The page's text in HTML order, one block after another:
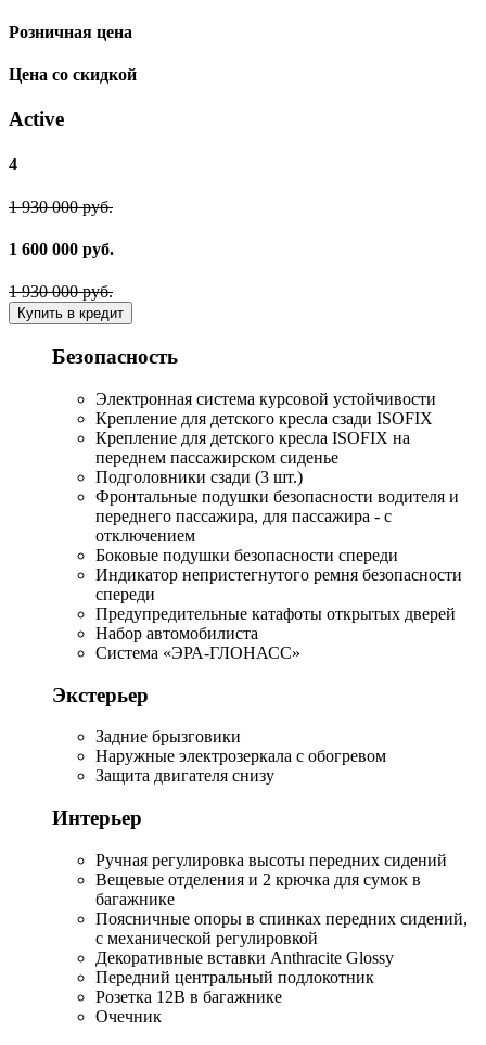
Розничная цена
Цена со скидкой
Active
4
1 930 000 руб.
1 600 000 руб.
1 930 000 руб.
Купить в кредит
Безопасность
Электронная система курсовой устойчивости
Крепление для детского кресла сзади ISOFIX
Крепление для детского кресла ISOFIX на
переднем пассажирском сиденье
Подголовники сзади (3 шт.)
Фронтальные подушки безопасности водителя и
переднего пассажира, для пассажира - с
отключением
Боковые подушки безопасности спереди
Индикатор непристегнутого ремня безопасности
спереди
Предупредительные катафоты открытых дверей
Набор автомобилиста
Система «ЭРА-ГЛОНАСС»
Экстерьер
Задние брызговики
Наружные электрозеркала с обогревом
Защита двигателя снизу
Интерьер
Ручная регулировка высоты передних сидений
Вещевые отделения и 2 крючка для сумок в
багажнике
Поясничные опоры в спинках передних сидений,
с механической регулировкой
Декоративные вставки Anthracite Glossy
Передний центральный подлокотник
Розетка 12В в багажнике
Очечник